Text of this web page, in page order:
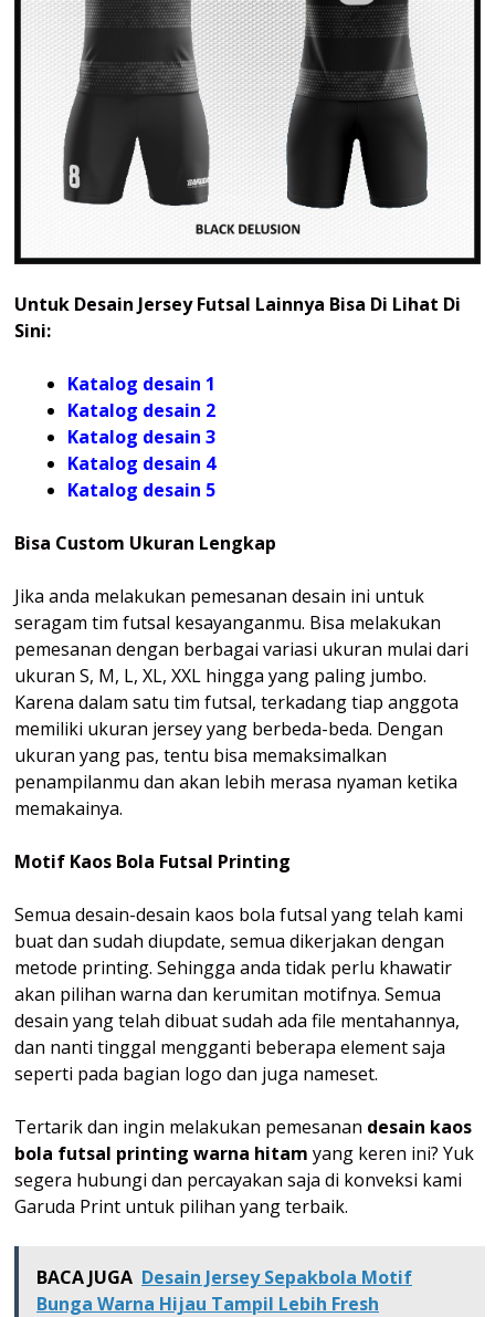
Untuk Desain Jersey Futsal Lainnya Bisa Di Lihat Di
Sini:
Katalog desain 1
Katalog desain 2
Katalog desain 3
Katalog desain 4
Katalog desain 5
Bisa Custom Ukuran Lengkap
Jika anda melakukan pemesanan desain ini untuk
seragam tim futsal kesayanganmu. Bisa melakukan
pemesanan dengan berbagai variasi ukuran mulai dari
ukuran S, M, L, XL, XXL hingga yang paling jumbo.
Karena dalam satu tim futsal, terkadang tiap anggota
memiliki ukuran jersey yang berbeda-beda. Dengan
ukuran yang pas, tentu bisa memaksimalkan
penampilanmu dan akan lebih merasa nyaman ketika
memakainya.
Motif Kaos Bola Futsal Printing
Semua desain-desain kaos bola futsal yang telah kami
buat dan sudah diupdate, semua dikerjakan dengan
metode printing. Sehingga anda tidak perlu khawatir
akan pilihan warna dan kerumitan motifnya. Semua
desain yang telah dibuat sudah ada file mentahannya,
dan nanti tinggal mengganti beberapa element saja
seperti pada bagian logo dan juga nameset.
Tertarik dan ingin melakukan pemesanan desain kaos
bola futsal printing warna hitam yang keren ini? Yuk
segera hubungi dan percayakan saja di konveksi kami
Garuda Print untuk pilihan yang terbaik.
BACA JUGA Desain Jersey Sepakbola Motif
Bunga Warna Hijau Tampil Lebih Fresh